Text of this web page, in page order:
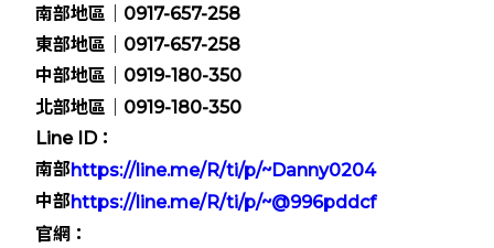
南部地區｜0917-657-258
東部地區｜0917-657-258
中部地區｜0919-180-350
北部地區｜0919-180-350
Line ID：
南部 https://line.me/R/ti/p/~Danny0204
中部 https://line.me/R/ti/p/~@996pddcf
官網：